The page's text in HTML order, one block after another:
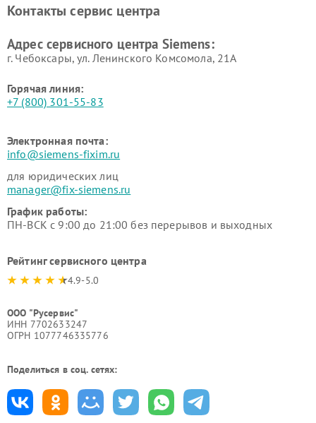
Siemens
Siemens
Siemens
Siemens
Контакты сервис центра
Адрес сервисного центра Siemens:
г. Чебоксары, ул. Ленинского Комсомола, 21А
Горячая линия:
+7 (800) 301-55-83
Электронная почта:
info@siemens-fixim.ru
для юридических лиц
manager@fix-siemens.ru
График работы:
ПН-ВСК с 9:00 до 21:00 без перерывов и выходных
Рейтинг сервисного центра
4.9-5.0
ООО "Русервис"
ИНН 7702633247
ОГРН 1077746335776
Поделиться в соц. сетях: